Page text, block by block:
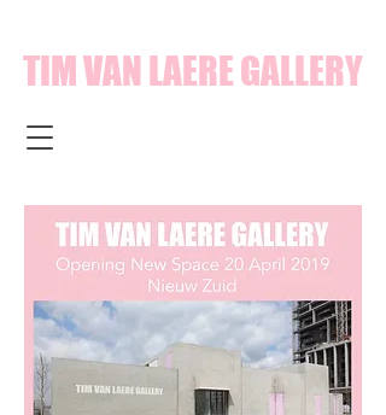
TIM VAN LAERE GALLERY